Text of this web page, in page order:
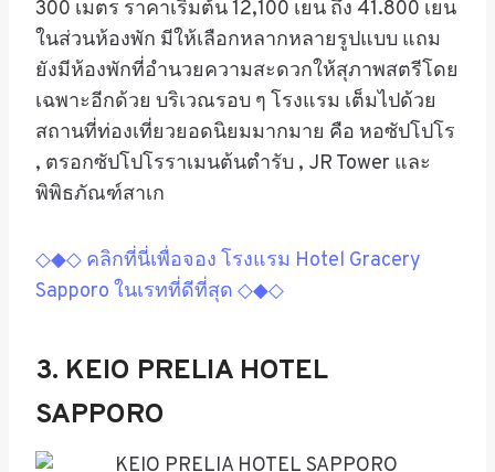
300 เมตร ราคาเริ่มต้น 12,100 เยน ถึง 41.800 เยน
ในส่วนห้องพัก มีให้เลือกหลากหลายรูปแบบ แถม
ยังมีห้องพักที่อำนวยความสะดวกให้สุภาพสตรีโดย
เฉพาะอีกด้วย บริเวณรอบ ๆ โรงแรม เต็มไปด้วย
สถานที่ท่องเที่ยวยอดนิยมมากมาย คือ หอซัปโปโร
, ตรอกซัปโปโรราเมนต้นตำรับ , JR Tower และ
พิพิธภัณฑ์สาเก
◇◆◇ คลิกที่นี่เพื่อจอง โรงแรม Hotel Gracery
Sapporo ในเรทที่ดีที่สุด ◇◆◇
3. KEIO PRELIA HOTEL
SAPPORO